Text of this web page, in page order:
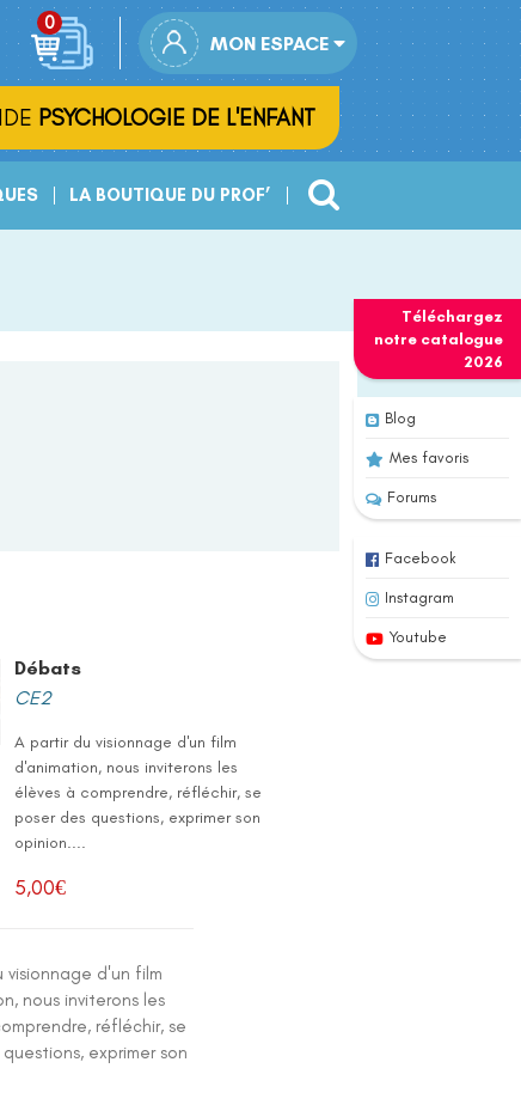
Téléchargez
notre catalogue
2026
Blog
Mes favoris
Forums
Facebook
Instagram
Youtube
MON ESPACE
PSYCHOLOGIE DE L'ENFANT
LA BOUTIQUE DU PROF’
Débats
CE2
A partir du visionnage d'un film
d'animation, nous inviterons les
élèves à comprendre, réfléchir, se
poser des questions, exprimer son
opinion....
5,00€
visionnage d'un film
nous inviterons les
réfléchir, se
exprimer son